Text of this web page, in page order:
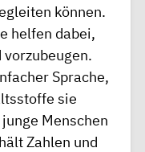
können.
helfen dabei,
Sprache,
sie
Menschen
Zahlen und